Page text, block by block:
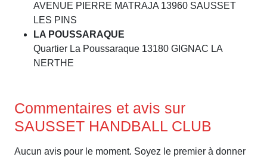
AVENUE PIERRE MATRAJA 13960 SAUSSET
LES PINS
LA POUSSARAQUE
Quartier La Poussaraque 13180 GIGNAC LA
NERTHE
Commentaires et avis sur
SAUSSET HANDBALL CLUB
Aucun avis pour le moment. Soyez le premier à donner